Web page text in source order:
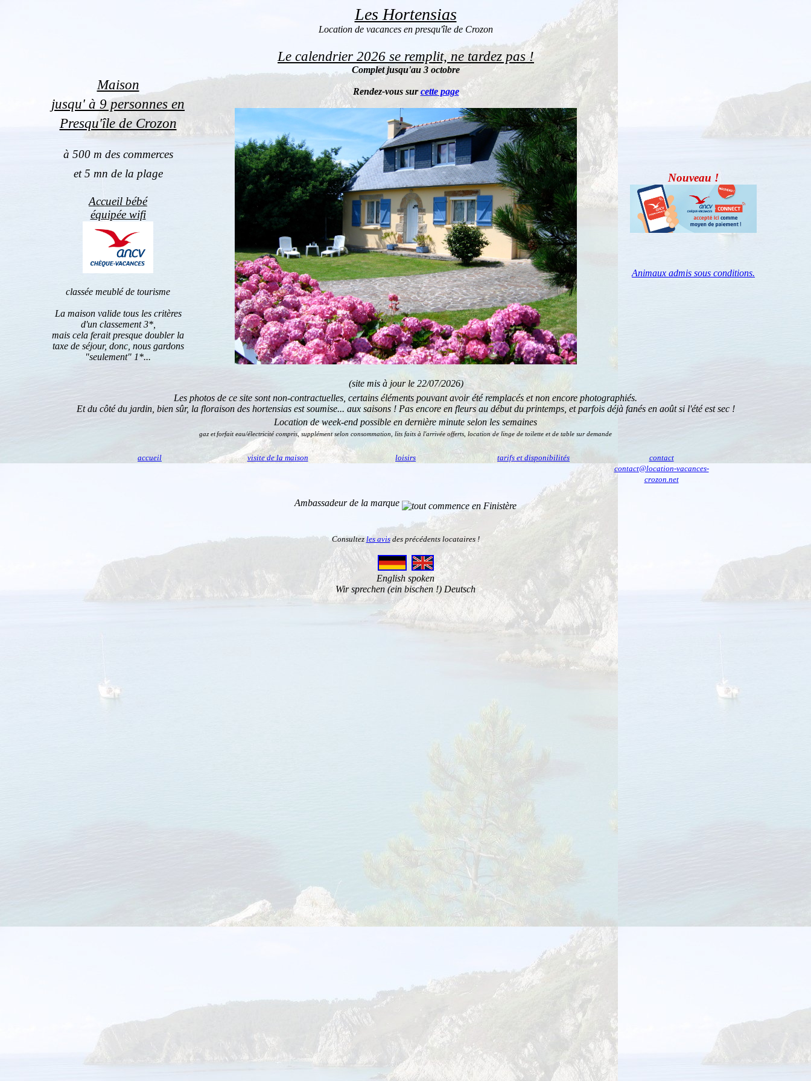
Les Hortensias
Location de vacances en presqu'île de Crozon
Maison
jusqu' à 9personnes en
Presqu'île de Crozon
à 500 m des commerces
et 5 mn de la plage
Accueil bébé
équipée wifi
classée meublé de tourisme
La maison valide tous les critères
d'un classement 3*,
mais cela ferait presque doubler la
taxe de séjour, donc, nous gardons
"seulement" 1*...
Le calendrier 2026 se remplit, ne tardez pas !
Complet jusqu'au 3 octobre
Rendez-vous surcette page
(site mis à jour le 22/07/2026)
Nouveau !
Animaux admis sous conditions.
Les photos de ce site sont non-contractuelles, certains éléments pouvant avoir été remplacés et non encore photographiés.
Et du côté du jardin, bien sûr, la floraison des hortensias est soumise... aux saisons ! Pas encore en fleurs au début du printemps, et parfois déjà fanés en août si l'été est sec !
Location de week-end possible en dernière minute selon les semaines
gaz etforfait eau/électricité compris, supplément selon consommation, lits faits à l'arrivée offerts , location de linge de toilette et de table sur demande
accueil visite de la maison loisirs tarifs et disponibilités
contact
contact@location-vacances-
crozon.net
Ambassadeur de la marque
Consultezles avisdes précédents locataires !
English spoken
Wir sprechen (ein bischen !) Deutsch